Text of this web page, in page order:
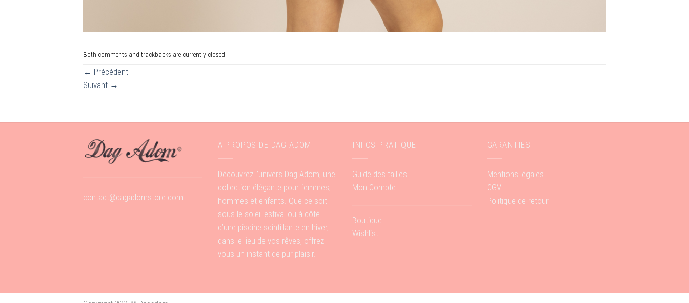
Both comments and trackbacks are currently closed.
← Précédent
Suivant →
contact@dagadomstore.com
A PROPOS DE DAG ADOM
Découvrez l’univers Dag Adom, une
collection élégante pour femmes,
hommes et enfants. Que ce soit
sous le soleil estival ou à côté
d’une piscine scintillante en hiver,
dans le lieu de vos rêves, offrez-
vous un instant de pur plaisir.
INFOS PRATIQUE
Guide des tailles
Mon Compte
Boutique
Wishlist
GARANTIES
Mentions légales
CGV
Politique de retour